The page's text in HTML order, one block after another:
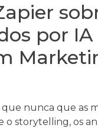
por IA
nunca que as
storytelling, os